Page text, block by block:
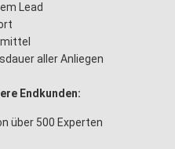
Lead
aller Anliegen
Endkunden:
über 500 Experten